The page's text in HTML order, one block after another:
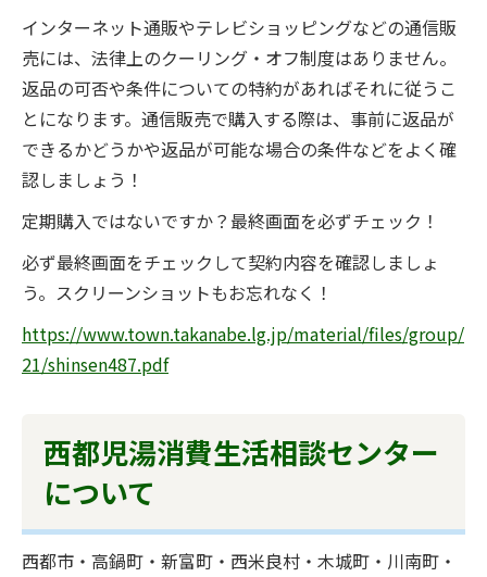
インターネット通販やテレビショッピングなどの通信販
売には、法律上のクーリング・オフ制度はありません。
返品の可否や条件についての特約があればそれに従うこ
とになります。通信販売で購入する際は、事前に返品が
できるかどうかや返品が可能な場合の条件などをよく確
認しましょう！
定期購入ではないですか？最終画面を必ずチェック！
必ず最終画面をチェックして契約内容を確認しましょ
う。スクリーンショットもお忘れなく！
https://www.town.takanabe.lg.jp/material/files/group/
21/shinsen487.pdf
西都児湯消費生活相談センター
について
西都市・高鍋町・新富町・西米良村・木城町・川南町・